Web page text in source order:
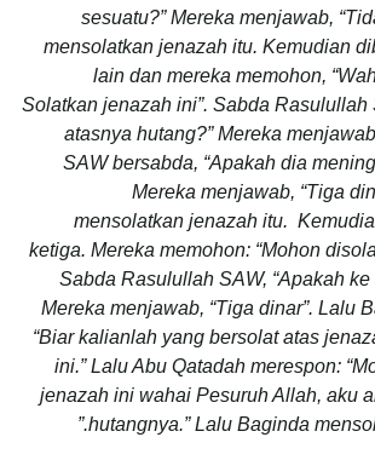
sesuatu?” Mereka menjawab,
mensolatkan jenazah itu. Kemudian
lain dan mereka memohon,
Solatkan jenazah ini”. Sabda Rasulullah
atasnya hutang?” Mereka
SAW bersabda, “Apakah dia
Mereka menjawab, “Tiga
mensolatkan jenazah itu.
ketiga. Mereka memohon: “Mohon
Sabda Rasulullah SAW, “Apakah ke
Mereka menjawab, “Tiga dinar”. Lalu
“Biar kalianlah yang bersolat atas
ini.” Lalu Abu Qatadah merespon:
jenazah ini wahai Pesuruh Allah, aku
hutangnya.” Lalu Baginda